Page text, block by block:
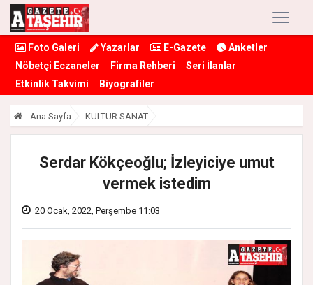
Foto Galeri Yazarlar E-Gazete
Anketler
Nöbetçi Eczaneler
Firma Rehberi
Seri İlanlar
Etkinlik Takvimi
Biyografiler
Ana Sayfa KÜLTÜR SANAT
Serdar Kökçeoğlu; İzleyiciye umut
vermek istedim
20 Ocak, 2022, Perşembe 11:03